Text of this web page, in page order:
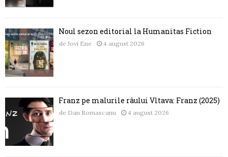
Noul sezon editorial la Humanitas Fiction
de Jovi Ene 4 august 2026
Franz pe malurile râului Vltava: Franz (2025)
de Dan Romascanu 4 august 2026